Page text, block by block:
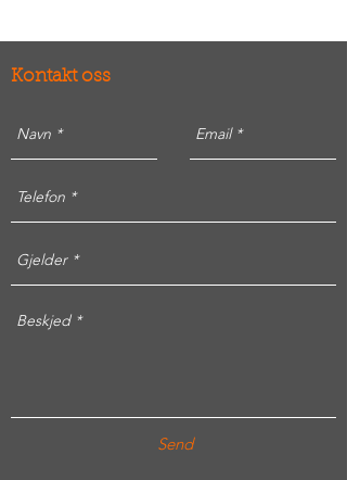
Kontakt oss
Send